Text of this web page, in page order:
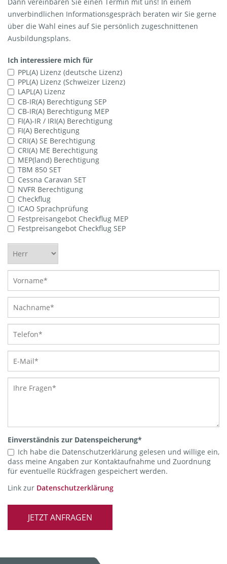
unverbindlichen Informationsgespräch beraten wir Sie gerne
über die Wahl eines auf Sie persönlich zugeschnittenen
Ausbildungsplans.
Ich interessiere mich für
PPL(A) Lizenz (deutsche Lizenz)
PPL(A) Lizenz (Schweizer Lizenz)
LAPL(A) Lizenz
CB-IR(A) Berechtigung SEP
CB-IR(A) Berechtigung MEP
FI(A)-IR / IRI(A) Berechtigung
FI(A) Berechtigung
CRI(A) SE Berechtigung
CRI(A) ME Berechtigung
MEP(land) Berechtigung
TBM 850 SET
Cessna Caravan SET
NVFR Berechtigung
Checkflug
ICAO Sprachprüfung
Festpreisangebot Checkflug MEP
Festpreisangebot Checkflug SEP
Einverständnis zur Datenspeicherung*
Ich habe die Datenschutzerklärung gelesen und willige ein,
dass meine Angaben zur Kontaktaufnahme und Zuordnung
für eventuelle Rückfragen gespeichert werden.
Link zur Datenschutzerklärung
JETZT ANFRAGEN